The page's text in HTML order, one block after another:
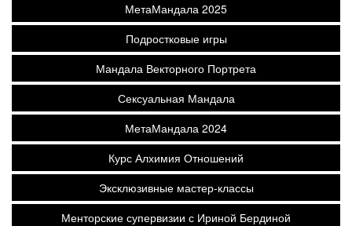
МетаМандала 2025
Подростковые игры
Мандала Векторного Портрета
Сексуальная Мандала
МетаМандала 2024
Курс Алхимия Отношений
Эксклюзивные мастер-классы
Менторские супервизии с Ириной Бердиной